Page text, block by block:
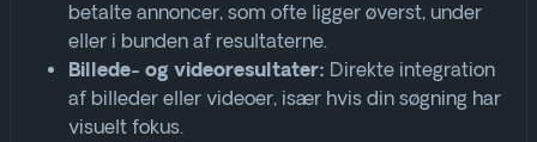
betalte annoncer, som ofte ligger øverst, under
eller i bunden af resultaterne.
Billede- og videoresultater: Direkte integration
af billeder eller videoer, især hvis din søgning har
visuelt fokus.